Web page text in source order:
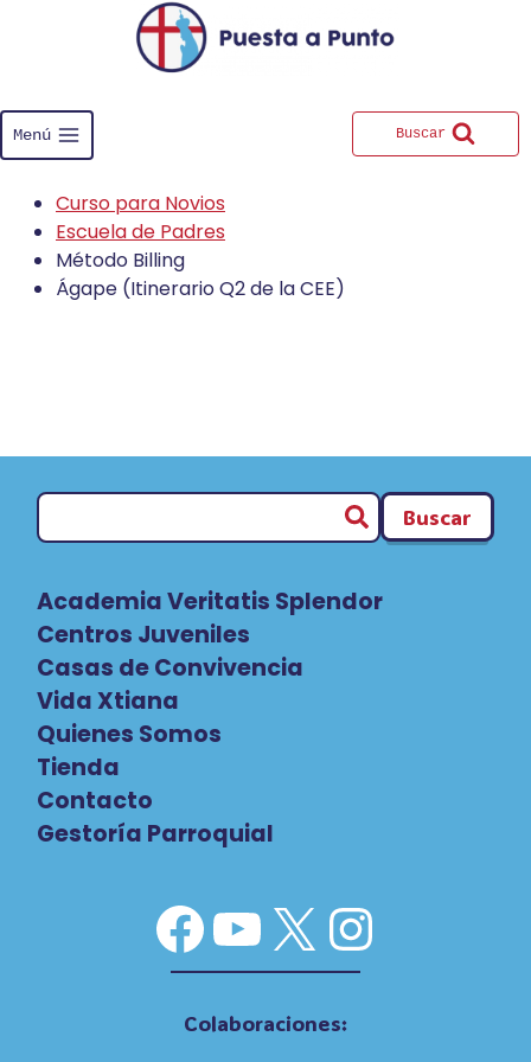
Menú Buscar
Curso para Novios
Escuela de Padres
Método Billing
Ágape (Itinerario Q2 de la CEE)
Buscar
Academia Veritatis Splendor
Centros Juveniles
Casas de Convivencia
Vida Xtiana
Quienes Somos
Tienda
Contacto
Gestoría Parroquial
Facebook
YouTube
X
Colaboraciones: